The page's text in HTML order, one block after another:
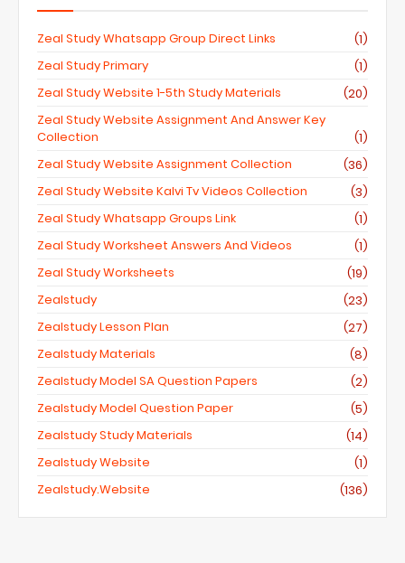
Zeal Study Whatsapp Group Direct Links
(1)
Zeal Study Primary
(1)
Zeal Study Website 1-5th Study Materials
(20)
Zeal Study Website Assignment And Answer Key
Collection
(1)
Zeal Study Website Assignment Collection
(36)
Zeal Study Website Kalvi Tv Videos Collection
(3)
Zeal Study Whatsapp Groups Link
(1)
Zeal Study Worksheet Answers And Videos
(1)
Zeal Study Worksheets
(19)
Zealstudy
(23)
Zealstudy Lesson Plan
(27)
Zealstudy Materials
(8)
Zealstudy Model SA Question Papers
(2)
Zealstudy Model Question Paper
(5)
Zealstudy Study Materials
(14)
Zealstudy Website
(1)
Zealstudy.website
(136)